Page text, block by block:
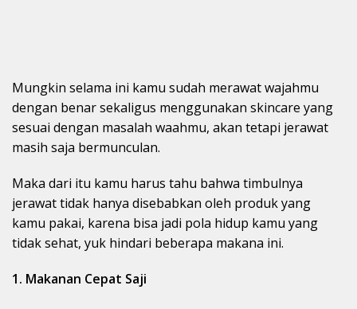
Mungkin selama ini kamu sudah merawat wajahmu
dengan benar sekaligus menggunakan skincare yang
sesuai dengan masalah waahmu, akan tetapi jerawat
masih saja bermunculan.
Maka dari itu kamu harus tahu bahwa timbulnya
jerawat tidak hanya disebabkan oleh produk yang
kamu pakai, karena bisa jadi pola hidup kamu yang
tidak sehat, yuk hindari beberapa makana ini.
1. Makanan Cepat Saji